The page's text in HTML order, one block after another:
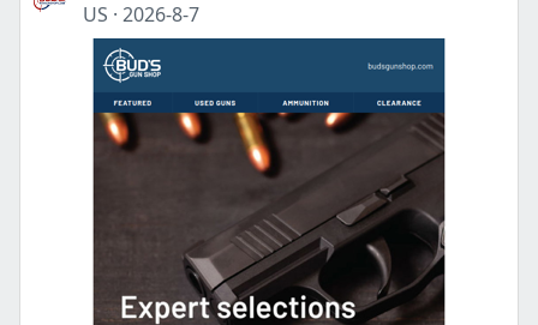
US · 2026-8-7